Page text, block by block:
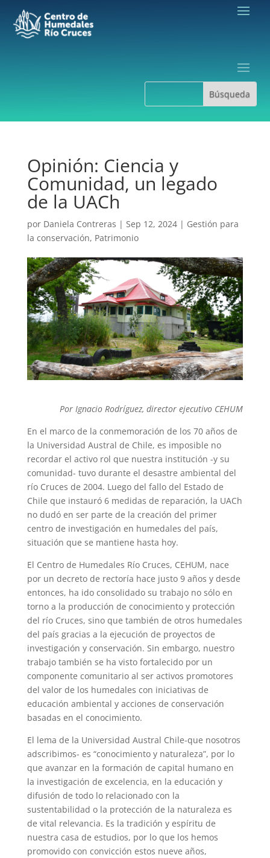
Opinión: Ciencia y
Comunidad, un legado
de la UACh
por Daniela Contreras | Sep 12, 2024| Gestión para
la conservación, Patrimonio
Por Ignacio Rodríguez, director ejecutivo CEHUM
En el marco de la conmemoración de los 70 años de
la Universidad Austral de Chile, es imposible no
recordar el activo rol que nuestra institución -y su
comunidad- tuvo durante el desastre ambiental del
río Cruces de 2004. Luego del fallo del Estado de
Chile que instauró 6 medidas de reparación, la UACh
no dudó en ser parte de la creación del primer
centro de investigación en humedales del país,
situación que se mantiene hasta hoy.
El Centro de Humedales Río Cruces, CEHUM, nace
por un decreto de rectoría hace justo 9 años y desde
entonces, ha ido consolidado su trabajo no sólo en
torno a la producción de conocimiento y protección
del río Cruces, sino que también de otros humedales
del país gracias a la ejecución de proyectos de
investigación y conservación. Sin embargo, nuestro
trabajo también se ha visto fortalecido por un
componente comunitario al ser activos promotores
del valor de los humedales con iniciativas de
educación ambiental y acciones de conservación
basadas en el conocimiento.
El lema de la Universidad Austral Chile-que nosotros
adscribimos- es “conocimiento y naturaleza”, por lo
que avanzar en la formación de capital humano en
la investigación de excelencia, en la educación y
difusión de todo lo relacionado con la
sustentabilidad o la protección de la naturaleza es
de vital relevancia. Es la tradición y espíritu de
nuestra casa de estudios, por lo que los hemos
promovido con convicción estos nueve años,